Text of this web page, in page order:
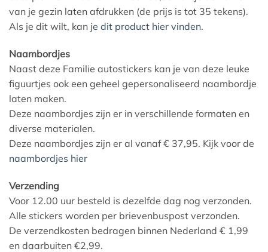
van je gezin laten afdrukken (de prijs is tot 35 tekens).
Als je dit wilt, kan je dit product hier vinden.
Naambordjes
Naast deze Familie autostickers kan je van deze leuke
figuurtjes ook een geheel gepersonaliseerd naambordje
laten maken.
Deze naambordjes zijn er in verschillende formaten en
diverse materialen.
Deze naambordjes zijn er al vanaf € 37,95. Kijk voor de
naambordjes hier
Verzending
Voor 12.00 uur besteld is dezelfde dag nog verzonden.
Alle stickers worden per brievenbuspost verzonden.
De verzendkosten bedragen binnen Nederland € 1,99
en daarbuiten €2,99.